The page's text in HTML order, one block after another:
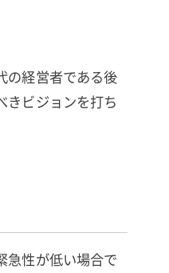
の経営者である後
きビジョンを打ち
急性が低い場合で